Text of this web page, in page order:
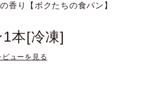
香り【ボクたちの食パン】
本[冷凍]
ビューを見る